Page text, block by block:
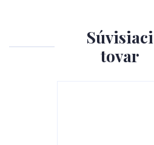
Súvisiaci
tovar